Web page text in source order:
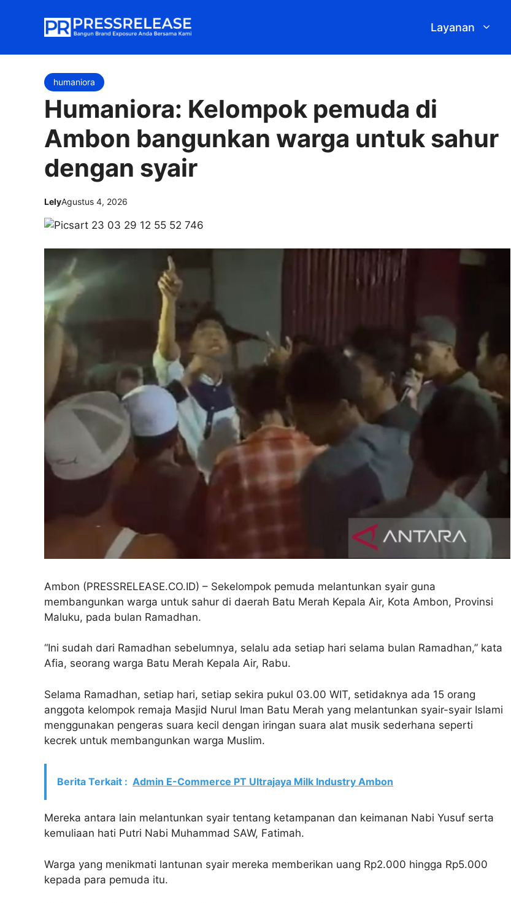
Layanan
humaniora
Humaniora: Kelompok pemuda di
Ambon bangunkan warga untuk sahur
dengan syair
LelyAgustus 4, 2026
Ambon (PRESSRELEASE.CO.ID) – Sekelompok pemuda melantunkan syair guna
membangunkan warga untuk sahur di daerah Batu Merah Kepala Air, Kota Ambon, Provinsi
Maluku, pada bulan Ramadhan.
“Ini sudah dari Ramadhan sebelumnya, selalu ada setiap hari selama bulan Ramadhan,” kata
Afia, seorang warga Batu Merah Kepala Air, Rabu.
Selama Ramadhan, setiap hari, setiap sekira pukul 03.00 WIT, setidaknya ada 15 orang
anggota kelompok remaja Masjid Nurul Iman Batu Merah yang melantunkan syair-syair Islami
menggunakan pengeras suara kecil dengan iringan suara alat musik sederhana seperti
kecrek untuk membangunkan warga Muslim.
Berita Terkait : Admin E-Commerce PT Ultrajaya Milk Industry Ambon
Mereka antara lain melantunkan syair tentang ketampanan dan keimanan Nabi Yusuf serta
kemuliaan hati Putri Nabi Muhammad SAW, Fatimah.
Warga yang menikmati lantunan syair mereka memberikan uang Rp2.000 hingga Rp5.000
kepada para pemuda itu.